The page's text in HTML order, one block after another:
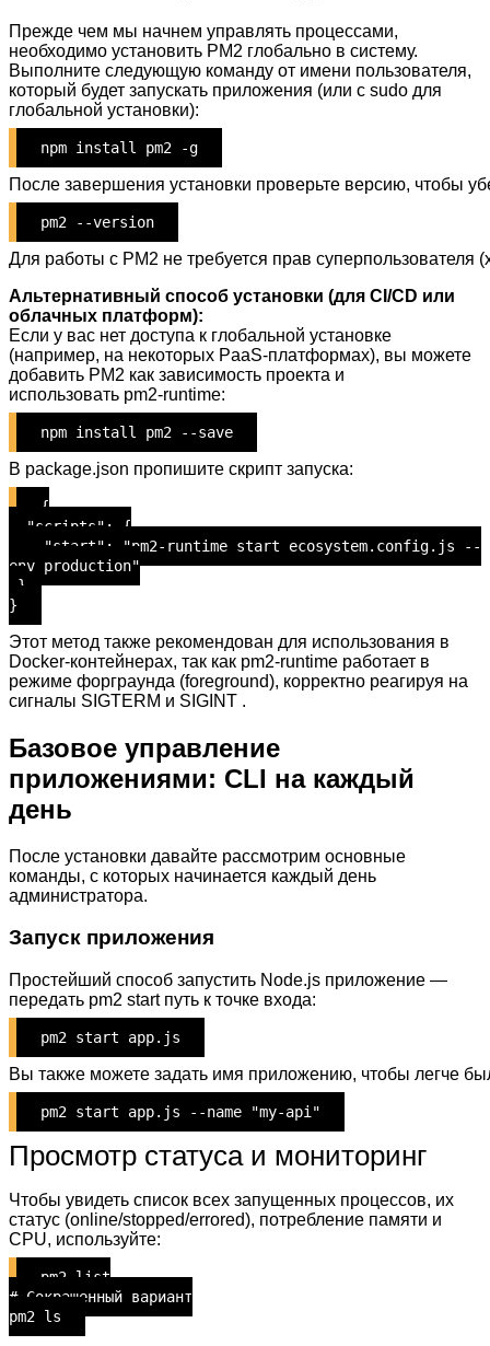
Прежде чем мы начнем управлять процессами,
необходимо установить PM2 глобально в систему.
Выполните следующую команду от имени пользователя,
который будет запускать приложения (или с sudo для
глобальной установки):
npm install pm2 -g
После завершения установки проверьте версию, чтобы
pm2 --version
Для работы с PM2 не требуется прав
Альтернативный способ установки (для CI/CD или
облачных платформ):
Если у вас нет доступа к глобальной установке
(например, на некоторых PaaS-платформах), вы можете
добавить PM2 как зависимость проекта и
использовать pm2-runtime:
npm install pm2 --save
В package.json пропишите скрипт запуска:
{
"scripts": {
"start": "pm2-runtime start ecosystem.config.js --
env production"
}
}
Этот метод также рекомендован для использования в
Docker-контейнерах, так как pm2-runtime работает в
режиме форграунда (foreground), корректно реагируя на
сигналы SIGTERM и SIGINT .
Базовое управление
приложениями: CLI на каждый
день
После установки давайте рассмотрим основные
команды, с которых начинается каждый день
администратора.
Запуск приложения
Простейший способ запустить Node.js приложение —
передать pm2 start путь к точке входа:
pm2 start app.js
Вы также можете задать имя приложению, чтобы легче
pm2 start app.js --name "my-api"
Просмотр статуса и мониторинг
Чтобы увидеть список всех запущенных процессов, их
статус (online/stopped/errored), потребление памяти и
CPU, используйте:
pm2 list
# Сокращенный вариант
pm2 ls